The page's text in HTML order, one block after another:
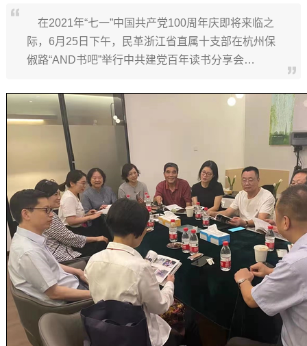
在2021年“七一”中国共产党100周年庆即将来临之
际，6月25日下午，民革浙江省直属十支部在杭州保
俶路“AND书吧”举行中共建党百年读书分享会…